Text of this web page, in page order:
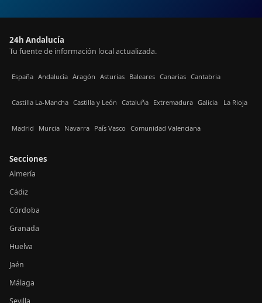
24h Andalucía
Tu fuente de información local actualizada.
España Andalucía Aragón Asturias Baleares Canarias Cantabria
Castilla La-Mancha Castilla y León Cataluña Extremadura Galicia La Rioja
Madrid Murcia Navarra País Vasco Comunidad Valenciana
Secciones
Almería
Cádiz
Córdoba
Granada
Huelva
Jaén
Málaga
Sevilla